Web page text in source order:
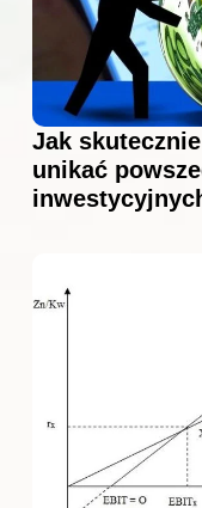
Jak
unikać